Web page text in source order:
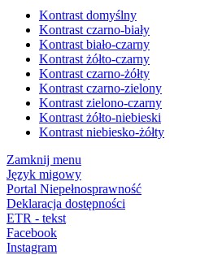
Kontrast domyślny
Kontrast czarno-biały
Kontrast biało-czarny
Kontrast żółto-czarny
Kontrast czarno-żółty
Kontrast czarno-zielony
Kontrast zielono-czarny
Kontrast żółto-niebieski
Kontrast niebiesko-żółty
Zamknij menu
Język migowy
Portal Niepełnosprawność
Deklaracja dostępności
ETR - tekst
Facebook
Instagram